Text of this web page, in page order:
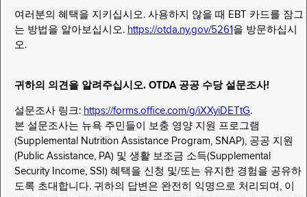
여러분의 혜택을 지키십시오. 사용하지 않을 때 EBT 카드를 잠그
는 방법을 알아보십시오. https://otda.ny.gov/5261 을 방문하십시
오.
귀하의 의견을 알려주십시오. OTDA 공공 수당 설문조사!
설문조사 링크: https://forms.office.com/g/iXXyiDETtG.
본 설문조사는 뉴욕 주민들이 보충 영양 지원 프로그램
(Supplemental Nutrition Assistance Program, SNAP), 공공 지원
(Public Assistance, PA) 및 생활 보조금 소득(Supplemental
Security Income, SSI) 혜택을 신청 및/또는 유지한 경험을 공유하
도록 초대합니다. 귀하의 답변은 완전히 익명으로 처리되며, 이